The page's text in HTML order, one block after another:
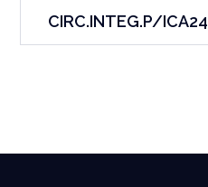
CIRC.INTEG.P/ICA24